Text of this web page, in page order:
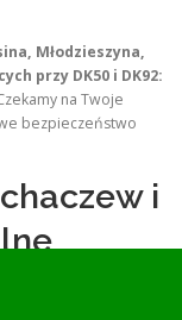
Młodzieszyna,
przy DK50 i DK92:
na Twoje
bezpieczeństwo
i
i